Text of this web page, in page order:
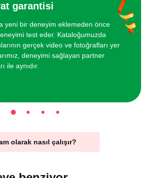
garantisi
yeni bir deneyim eklemeden önce
test eder. Kataloğumuzda
gerçek video ve fotoğrafları yer
deneyimi sağlayan partner
ile aynıdır.
olarak nasıl çalışır?